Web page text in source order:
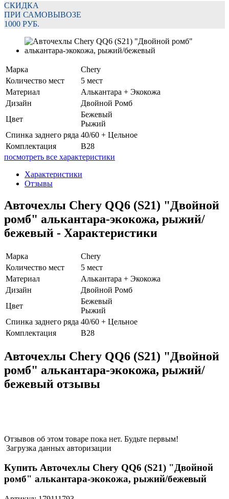
СКИДКА
ПРИ САМОВЫВОЗЕ
1000 РУБ.
Марка
Chery
Количество мест
5 мест
Материал
Алькантара + Экокожа
Дизайн
Двойной Ромб
Цвет
Бежевый
Рыжий
Спинка заднего ряда 40/60 + Цельное
Комплектация
B28
посмотреть все характеристики
Характеристики
Отзывы
Авточехлы Chery QQ6 (S21) "Двойной
ромб" алькантара-экокожа, рыжий/
бежевый - Характеристики
Марка
Chery
Количество мест
5 мест
Материал
Алькантара + Экокожа
Дизайн
Двойной Ромб
Цвет
Бежевый
Рыжий
Спинка заднего ряда 40/60 + Цельное
Комплектация
B28
Авточехлы Chery QQ6 (S21) "Двойной
ромб" алькантара-экокожа, рыжий/
бежевый отзывы
Отзывов об этом товаре пока нет. Будьте первым!
Загрузка данных авторизации
Купить Авточехлы Chery QQ6 (S21) "Двойной
ромб" алькантара-экокожа, рыжий/бежевый